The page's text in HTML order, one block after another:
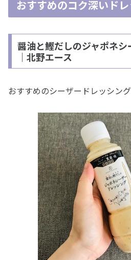
おすすめのコク深いド
醤油と鰹だしのジャポネ
｜北野エース
おすすめのシーザードレッシング